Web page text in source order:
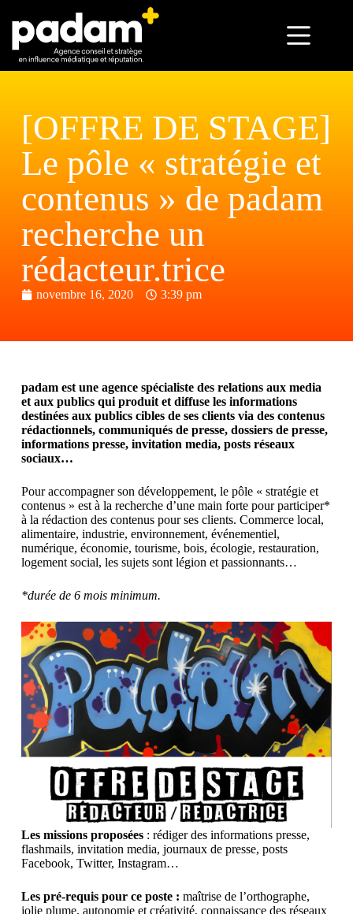
[OFFRE DE STAGE]
Le pôle « stratégie et
contenus » de padam
recherche un
rédacteur.trice
novembre 16, 2020 3:39 pm
padam est une agence spécialiste des relations aux media
et aux publics qui produit et diffuse les informations
destinées aux publics cibles de ses clients via des contenus
rédactionnels, communiqués de presse, dossiers de presse,
informations presse, invitation media, posts réseaux
sociaux…
Pour accompagner son développement, le pôle « stratégie et
contenus » est à la recherche d’une main forte pour participer*
à la rédaction des contenus pour ses clients. Commerce local,
alimentaire, industrie, environnement, événementiel,
numérique, économie, tourisme, bois, écologie, restauration,
logement social, les sujets sont légion et passionnants…
*durée de 6 mois minimum.
Les missions proposées : rédiger des informations presse,
flashmails, invitation media, journaux de presse, posts
Facebook, Twitter, Instagram…
Les pré-requis pour ce poste : maîtrise de l’orthographe,
jolie plume, autonomie et créativité, connaissance des réseaux